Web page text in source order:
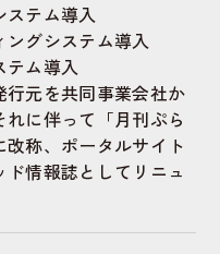
ステム導入
ングシステム導入
テム導入
行元を共同事業会社か
れに伴って「月刊ぷら
改称、ポータルサイト
情報誌としてリニュ